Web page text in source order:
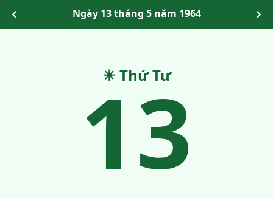
Ngày 13 tháng 5 năm 1964
☀ Thứ Tư
13